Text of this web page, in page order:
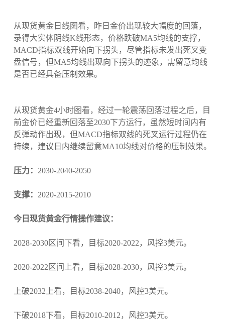
从现货黄金日线图看，昨日金价出现较大幅度的回落，
录得大实体阴线K线形态，价格跌破MA5均线的支撑，
MACD指标双线开始向下拐头，尽管指标未发出死叉变
盘信号，但MA5均线出现向下拐头的迹象，需留意均线
是否已经具备压制效果。
从现货黄金4小时图看，经过一轮震荡回落过程之后，目
前金价已经重新回落至2030下方运行，虽然短时间内有
反弹动作出现，但MACD指标双线的死叉运行过程仍在
持续，建议日内继续留意MA10均线对价格的压制效果。
压力： 2030-2040-2050
支撑： 2020-2015-2010
今日现货黄金行情操作建议：
2028-2030区间下看，目标2020-2022，风控3美元。
2020-2022区间上看，目标2028-2030，风控3美元。
上破2032上看，目标2038-2040，风控3美元。
下破2018下看，目标2010-2012，风控3美元。